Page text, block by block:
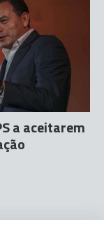
a aceitarem